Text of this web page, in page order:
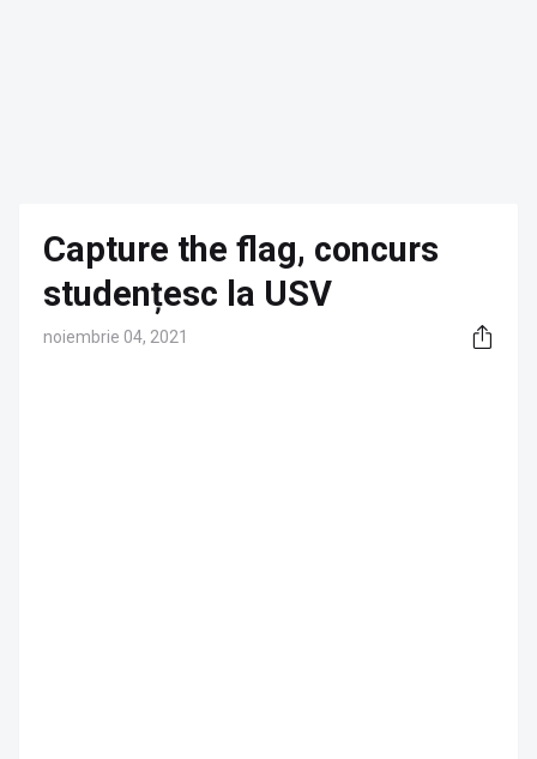
Capture the flag, concurs
studențesc la USV
noiembrie 04, 2021